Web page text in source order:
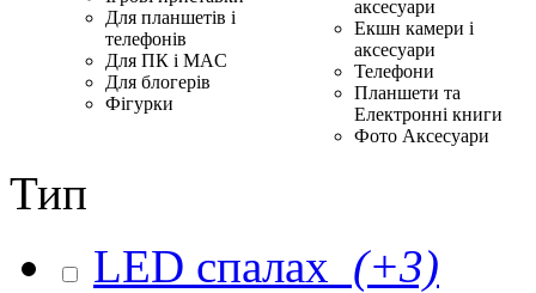
Для планшетів і
телефонів
Для ПК і MAC
Для блогерів
Фігурки
аксесуари
Екшн камери і
аксесуари
Телефони
Планшети та
Електронні книги
Фото Аксесуари
Тип
LED спалах (+3)